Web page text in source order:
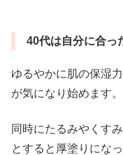
40代は自分に合っ
ゆるやかに肌の保湿
が気になり始めます。
同時にたるみやくす
とすると厚塗りにな